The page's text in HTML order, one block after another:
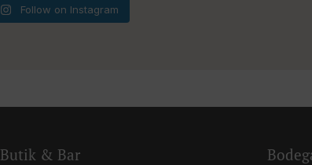
Follow on Instagram
Butik & Bar